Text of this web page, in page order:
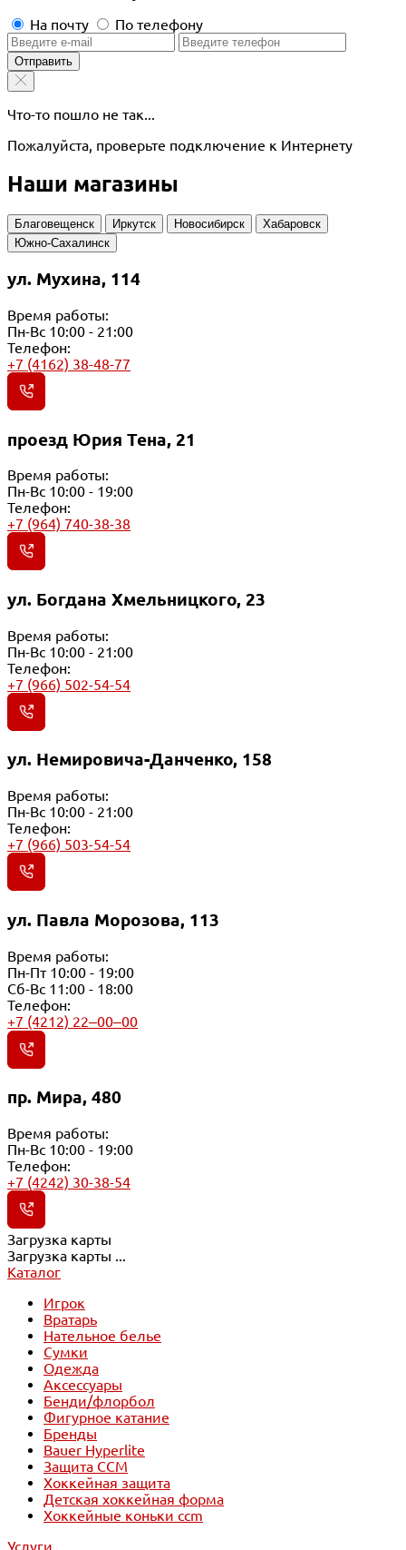
На почту
По телефону
Отправить
Что-то пошло не так...
Пожалуйста, проверьте подключение к Интернету
Наши магазины
Благовещенск Иркутск Новосибирск
Хабаровск
Южно-Сахалинск
ул. Мухина, 114
Время работы:
Пн-Вс 10:00 - 21:00
Телефон:
+7 (4162) 38-48-77
проезд Юрия Тена, 21
Время работы:
Пн-Вс 10:00 - 19:00
Телефон:
+7 (964) 740-38-38
ул. Богдана Хмельницкого, 23
Время работы:
Пн-Вс 10:00 - 21:00
Телефон:
+7 (966) 502-54-54
ул. Немировича-Данченко, 158
Время работы:
Пн-Вс 10:00 - 21:00
Телефон:
+7 (966) 503-54-54
ул. Павла Морозова, 113
Время работы:
Пн-Пт 10:00 - 19:00
Сб-Вс 11:00 - 18:00
Телефон:
+7 (4212) 22‒00‒00
пр. Мира, 480
Время работы:
Пн-Вс 10:00 - 19:00
Телефон:
+7 (4242) 30-38-54
Загрузка карты
Загрузка карты ...
Каталог
Игрок
Вратарь
Нательное белье
Сумки
Одежда
Аксессуары
Бенди/флорбол
Фигурное катание
Бренды
Bauer Hyperlite
Защита CCM
Хоккейная защита
Детская хоккейная форма
Хоккейные коньки ccm
Услуги